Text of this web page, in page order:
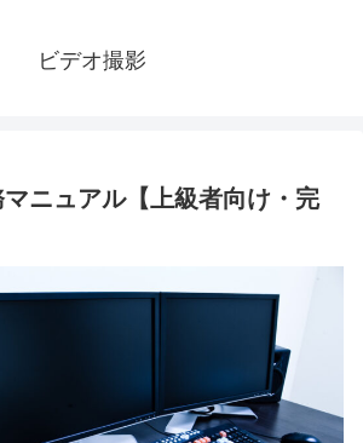
ビデオ撮影
ニュアル【上級者向け・完